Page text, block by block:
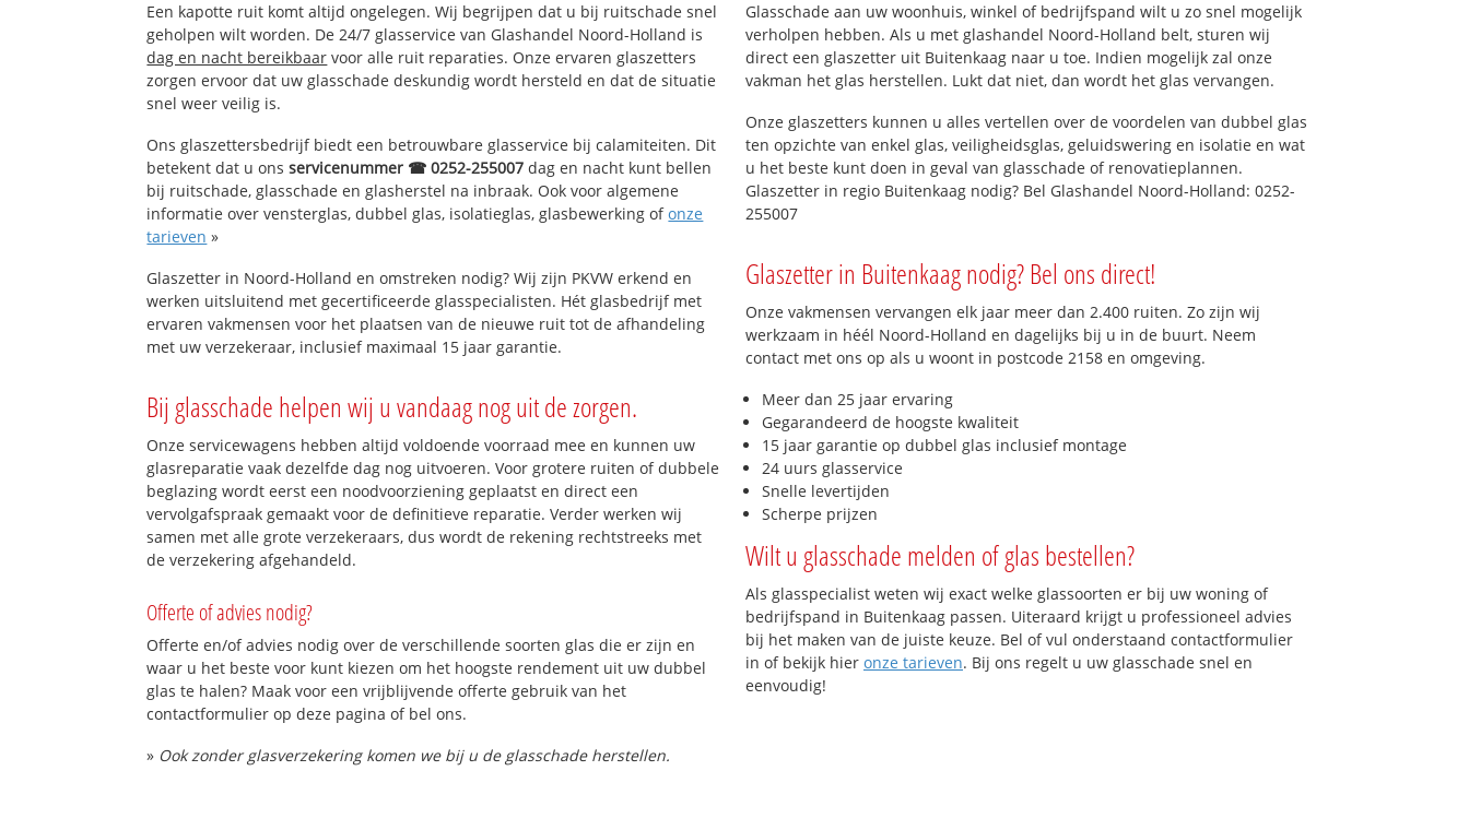
Een kapotte ruit komt altijd ongelegen. Wij begrijpen dat u bij ruitschade snel
geholpen wilt worden. De 24/7 glasservice van Glashandel Noord-Holland is
dag en nacht bereikbaar voor alle ruit reparaties. Onze ervaren glaszetters
zorgen ervoor dat uw glasschade deskundig wordt hersteld en dat de situatie
snel weer veilig is.
Ons glaszettersbedrijf biedt een betrouwbare glasservice bij calamiteiten. Dit
betekent dat u onsservicenummer ☎ 0252-255007 dag en nacht kunt bellen
bij ruitschade, glasschade en glasherstel na inbraak. Ook voor algemene
informatie over vensterglas, dubbel glas, isolatieglas, glasbewerking ofonze
tarieven »
Glaszetter in Noord-Holland en omstreken nodig? Wij zijn PKVW erkend en
werken uitsluitend met gecertificeerde glasspecialisten. Hét glasbedrijf met
ervaren vakmensen voor het plaatsen van de nieuwe ruit tot de afhandeling
met uw verzekeraar, inclusief maximaal 15 jaar garantie.
Bij glasschade helpen wij u vandaag nog uit de zorgen.
Onze servicewagens hebben altijd voldoende voorraad mee en kunnen uw
glasreparatie vaak dezelfde dag nog uitvoeren. Voor grotere ruiten of dubbele
beglazing wordt eerst een noodvoorziening geplaatst en direct een
vervolgafspraak gemaakt voor de definitieve reparatie. Verder werken wij
samen met alle grote verzekeraars, dus wordt de rekening rechtstreeks met
de verzekering afgehandeld.
Offerte of advies nodig?
Offerte en/of advies nodig over de verschillende soorten glas die er zijn en
waar u het beste voor kunt kiezen om het hoogste rendement uit uw dubbel
glas te halen? Maak voor een vrijblijvende offerte gebruik van het
contactformulier op deze pagina of bel ons.
» Ook zonder glasverzekering komen we bij u de glasschade herstellen.
Glasschade aan uw woonhuis, winkel of bedrijfspand wilt u zo snel mogelijk
verholpen hebben. Als u met glashandel Noord-Holland belt, sturen wij
direct een glaszetter uit Buitenkaag naar u toe. Indien mogelijk zal onze
vakman het glas herstellen. Lukt dat niet, dan wordt het glas vervangen.
Onze glaszetters kunnen u alles vertellen over de voordelen van dubbel glas
ten opzichte van enkel glas, veiligheidsglas, geluidswering en isolatie en wat
u het beste kunt doen in geval van glasschade of renovatieplannen.
Glaszetter in regio Buitenkaag nodig? Bel Glashandel Noord-Holland: 0252-
255007
Glaszetter in Buitenkaag nodig? Bel ons direct!
Onze vakmensen vervangen elk jaar meer dan 2.400 ruiten. Zo zijn wij
werkzaam in héél Noord-Holland en dagelijks bij u in de buurt. Neem
contact met ons op als u woont in postcode 2158 en omgeving.
Meer dan 25 jaar ervaring
Gegarandeerd de hoogste kwaliteit
15 jaar garantie op dubbel glas inclusief montage
24 uurs glasservice
Snelle levertijden
Scherpe prijzen
Wilt u glasschade melden of glas bestellen?
Als glasspecialist weten wij exact welke glassoorten er bij uw woning of
bedrijfspand in Buitenkaag passen. Uiteraard krijgt u professioneel advies
bij het maken van de juiste keuze. Bel of vul onderstaand contactformulier
in of bekijk hier onze tarieven. Bij ons regelt u uw glasschade snel en
eenvoudig!